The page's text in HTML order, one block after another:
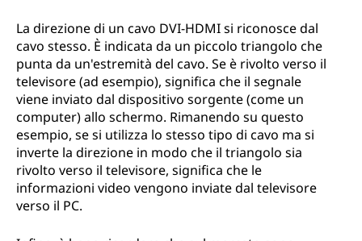
La direzione di un cavo DVI-HDMI si riconosce dal
cavo stesso. È indicata da un piccolo triangolo che
punta da un'estremità del cavo. Se è rivolto verso il
televisore (ad esempio), significa che il segnale
viene inviato dal dispositivo sorgente (come un
computer) allo schermo. Rimanendo su questo
esempio, se si utilizza lo stesso tipo di cavo ma si
inverte la direzione in modo che il triangolo sia
rivolto verso il televisore, significa che le
informazioni video vengono inviate dal televisore
verso il PC.